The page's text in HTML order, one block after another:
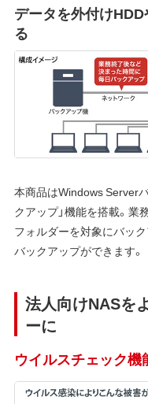
データを外付け
る
本商品はWindows Server
クアップ」機能を搭載。
フォルダーを対象にバッ
バックアップができます。
法人向けNASを
ーに
ウイルスチェック